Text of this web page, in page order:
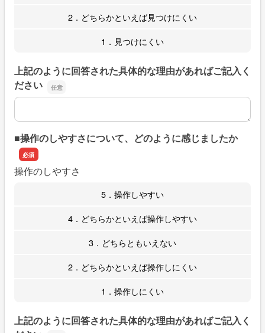
2．どちらかといえば見つけにくい
1．見つけにくい
上記のように回答された具体的な理由があればご記入く
ださい
上記のように回答された具体的な理由があればご記入くだ
■操作のしやすさについて、どのように感じましたか
操作のしやすさ
5．操作しやすい
4．どちらかといえば操作しやすい
3．どちらともいえない
2．どちらかといえば操作しにくい
1．操作しにくい
上記のように回答された具体的な理由があればご記入く